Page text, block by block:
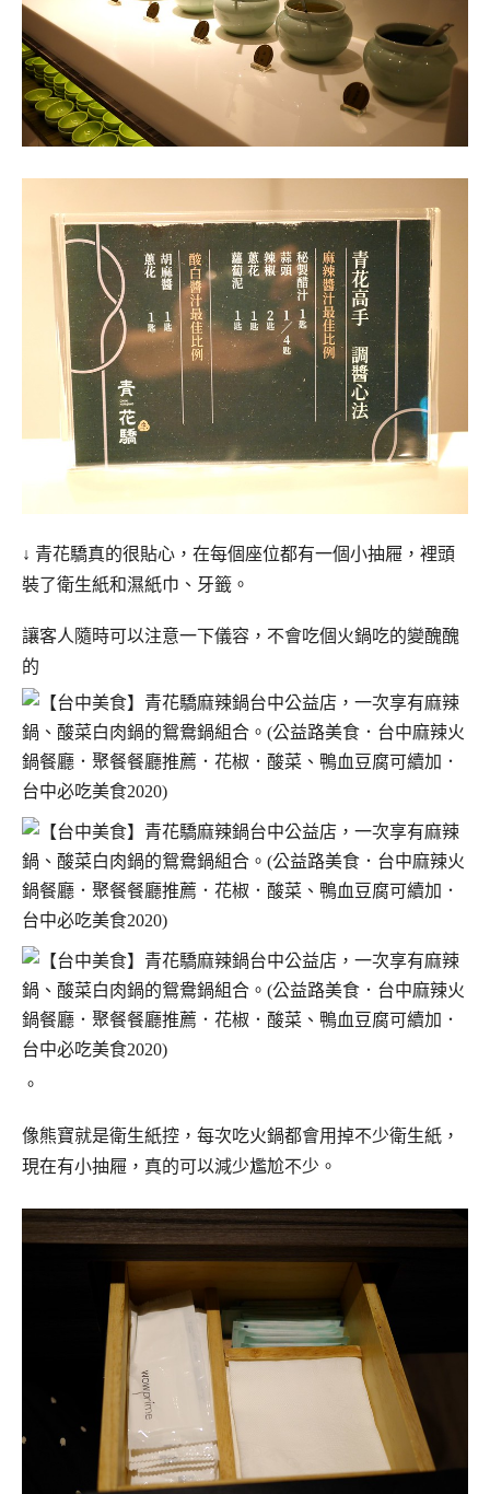
↓ 青花驕真的很貼心，在每個座位都有一個小抽屜，裡頭
裝了衛生紙和濕紙巾、牙籤。
讓客人隨時可以注意一下儀容，不會吃個火鍋吃的變醜醜
的
。
像熊寶就是衛生紙控，每次吃火鍋都會用掉不少衛生紙，
現在有小抽屜，真的可以減少尷尬不少。